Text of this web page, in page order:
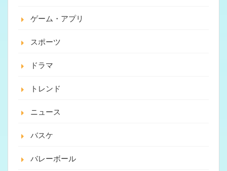
ゲーム・アプリ
スポーツ
ドラマ
トレンド
ニュース
バスケ
バレーボール